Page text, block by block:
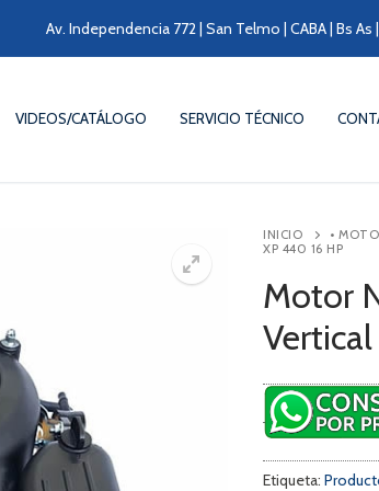
Av. Independencia 772 | San Telmo | CABA | Bs As
VIDEOS/CATÁLOGO SERVICIO TÉCNICO
INICIO •
XP 440 16 HP
Motor
Etiqueta: